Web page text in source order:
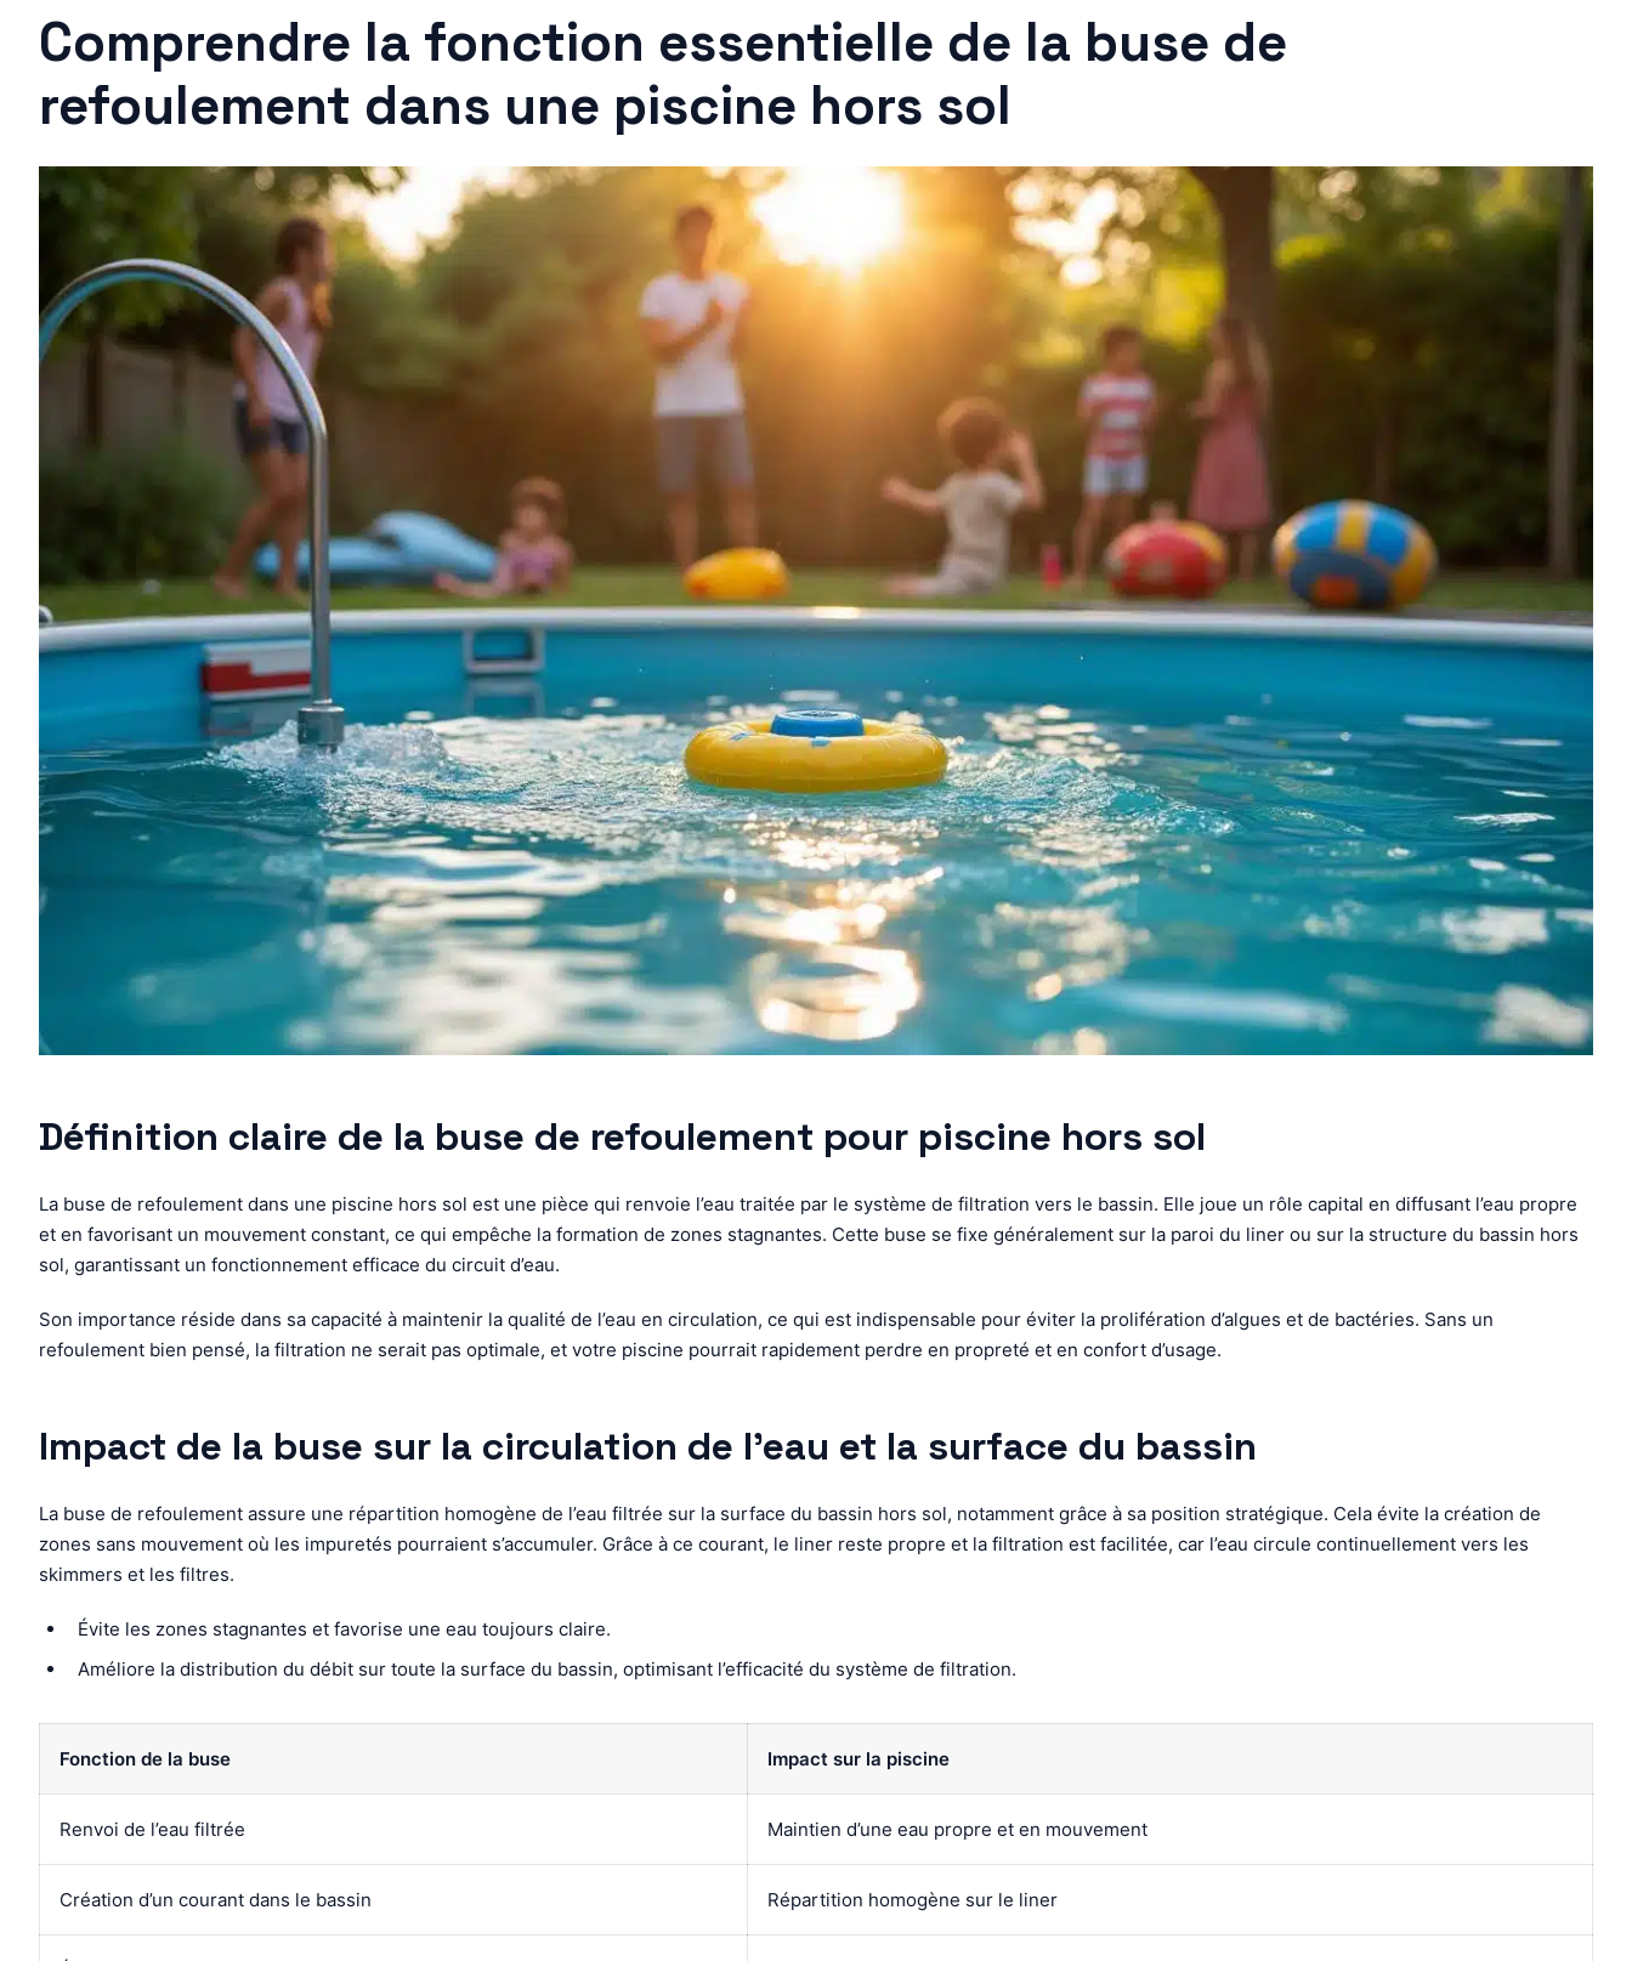
Comprendre la fonction essentielle de la buse de
refoulement dans une piscine hors sol
Définition claire de la buse de refoulement pour piscine hors sol
La buse de refoulement dans une piscine hors sol est une pièce qui renvoie l’eau traitée par le système de filtration vers le bassin. Elle joue un rôle capital en diffusant l’eau propre
et en favorisant un mouvement constant, ce qui empêche la formation de zones stagnantes. Cette buse se fixe généralement sur la paroi du liner ou sur la structure du bassin hors
sol, garantissant un fonctionnement efficace du circuit d’eau.
Son importance réside dans sa capacité à maintenir la qualité de l’eau en circulation, ce qui est indispensable pour éviter la prolifération d’algues et de bactéries. Sans un
refoulement bien pensé, la filtration ne serait pas optimale, et votre piscine pourrait rapidement perdre en propreté et en confort d’usage.
Impact de la buse sur la circulation de l’eau et la surface du bassin
La buse de refoulement assure une répartition homogène de l’eau filtrée sur la surface du bassin hors sol, notamment grâce à sa position stratégique. Cela évite la création de
zones sans mouvement où les impuretés pourraient s’accumuler. Grâce à ce courant, le liner reste propre et la filtration est facilitée, car l’eau circule continuellement vers les
skimmers et les filtres.
Évite les zones stagnantes et favorise une eau toujours claire.
Améliore la distribution du débit sur toute la surface du bassin, optimisant l’efficacité du système de filtration.
Fonction de la buse Impact sur la piscine
Renvoi de l’eau filtrée Maintien d’une eau propre et en mouvement
Création d’un courant dans le bassin Répartition homogène sur le liner